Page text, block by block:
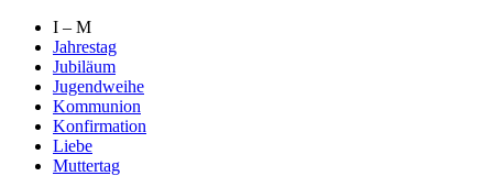
I – M
Jahrestag
Jubiläum
Jugendweihe
Kommunion
Konfirmation
Liebe
Muttertag